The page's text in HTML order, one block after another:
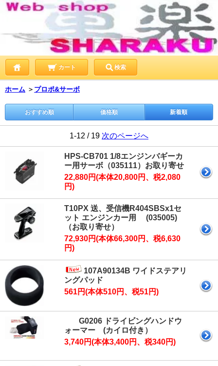
カート 検索
ホーム ＞ プロポ&サーボ
おすすめ順 価格順 新着順
1-12 / 19 次のページへ
HPS-CB701 1/8エンジンバギーカ
ー用サーボ（035111）お取り寄せ
22,880円(本体20,800円、税2,080
円)
T10PX 送、受信機R404SBSx1セ
ット エンジンカー用 (035005)
（お取り寄せ）
72,930円(本体66,300円、税6,630
円)
107A90134B ワイドステアリ
ングパッド
561円(本体510円、税51円)
G0206 ドライビングハンドウ
ォーマー (カイロ付き）
3,740円(本体3,400円、税340円)